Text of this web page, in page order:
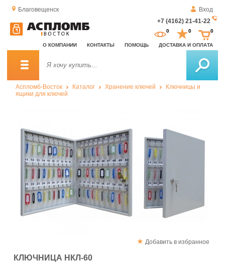
Благовещенск
Вход
+7 (4162) 21-41-22
О КОМПАНИИ КОНТАКТЫ ПОМОЩЬ ДОСТАВКА И ОПЛАТА
0 0 0
Аспломб-Восток Каталог Хранение ключей
Ключницы и
ящики для ключей
Добавить в избранное
КЛЮЧНИЦА НКЛ-60